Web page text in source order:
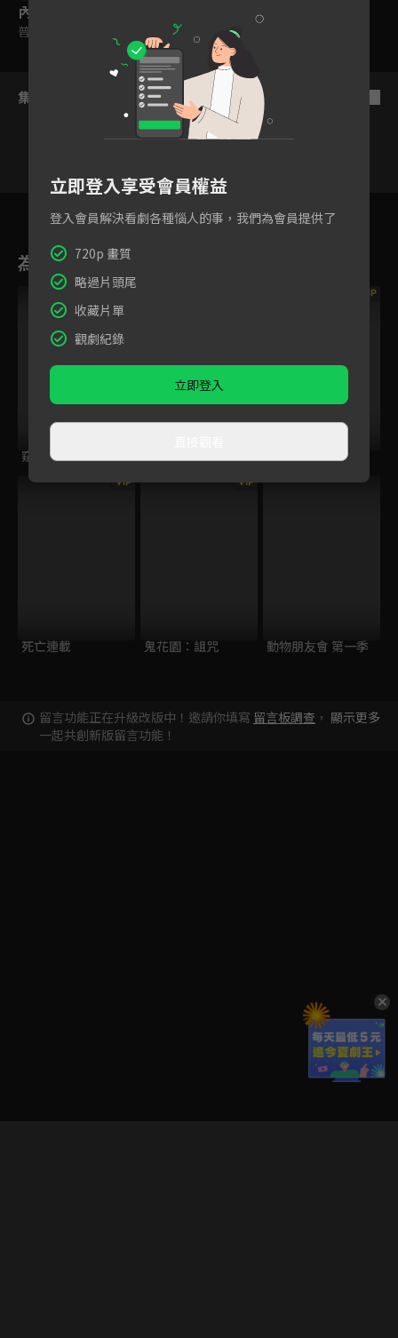
內容標籤
普遍級
集數列表
34 35 36 37 38
為您推薦
VIP
窺伺之眼 厄夜直播
VIP
女囚靈
VIP
死亡連載
VIP
鬼花園：詛咒 動物朋友會 第一季
留言功能正在升級改版中！邀請你填寫 留言板調查 ，
一起共創新版留言功能！
顯示更多
立即登入享受會員權益
登入會員解決看劇各種惱人的事，我們為會員提供了
720p 畫質
略過片頭尾
收藏片單
觀劇紀錄
立即登入